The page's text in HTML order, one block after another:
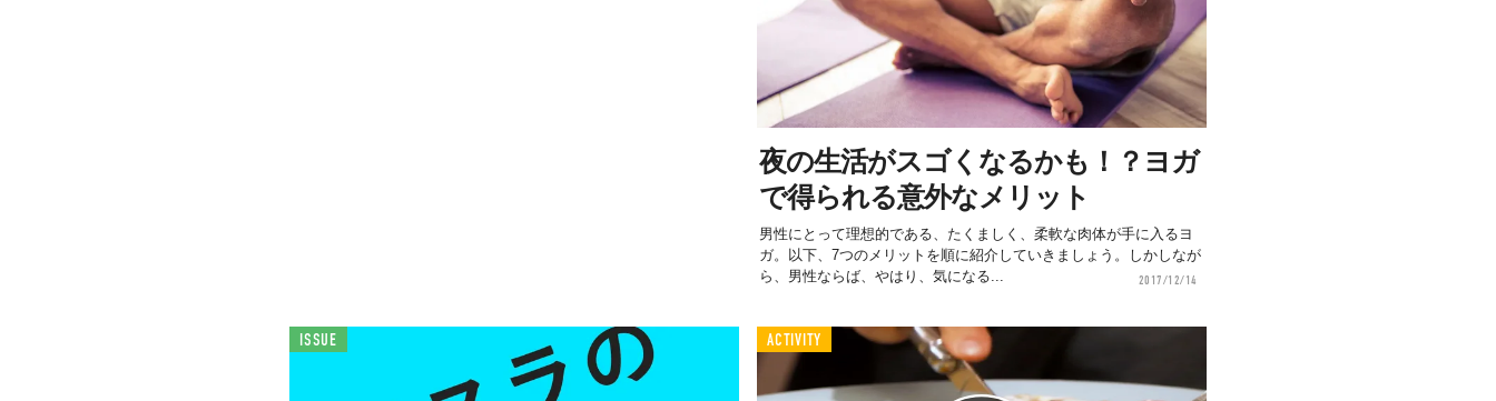
夜の生活がスゴくなるかも！？ヨガ
で得られる意外なメリット
男性にとって理想的である、たくましく、柔軟な肉体が手に入るヨ
ガ。以下、7つのメリットを順に紹介していきましょう。しかしなが
ら、男性ならば、やはり、気になる...
2017/12/14
ISSUE ACTIVITY